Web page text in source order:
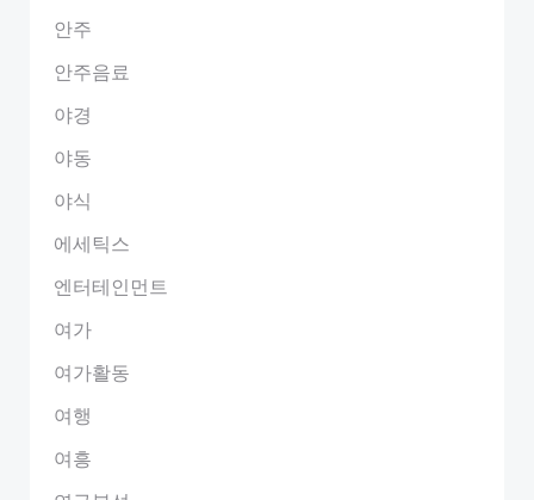
안주
안주음료
야경
야동
야식
에세틱스
엔터테인먼트
여가
여가활동
여행
여흥